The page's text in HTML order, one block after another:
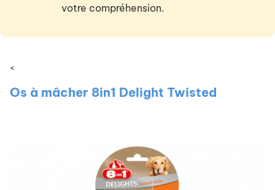
votre compréhension.
<
Os à mâcher 8in1 Delight Twisted